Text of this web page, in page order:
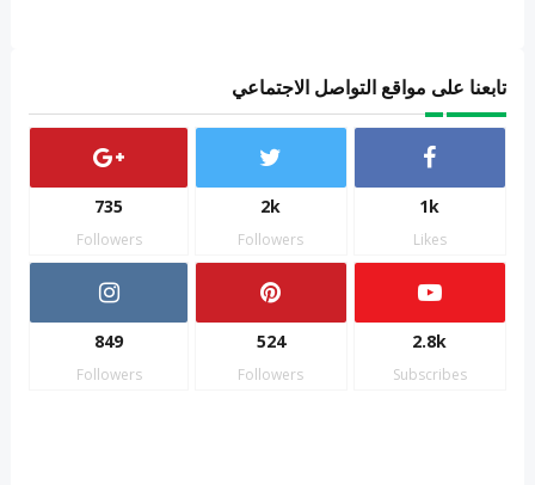
تابعنا على مواقع التواصل الاجتماعي
1k
Likes
2k
Followers
735
Followers
2.8k
Subscribes
524
Followers
849
Followers